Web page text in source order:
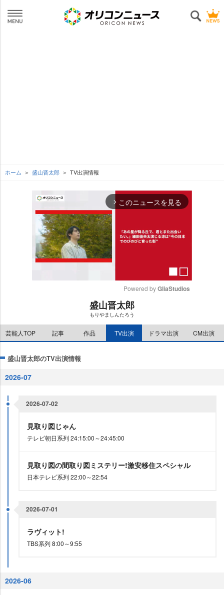
ホーム 盛山晋太郎 TV出演情報
arrow_forward_ios このニュースを見る
e
Powered by GliaStudios
盛山晋太郎
もりやましんたろう
芸能人TOP 記事 作品 TV出演 ドラマ出演 CM出演
盛山晋太郎のTV出演情報
2026-07
2026-07-02
見取り図じゃん
テレビ朝日系列 24:15:00～24:45:00
見取り図の間取り図ミステリー!激安移住スペシャル
日本テレビ系列 22:00～22:54
2026-07-01
ラヴィット!
TBS系列 8:00～9:55
2026-06